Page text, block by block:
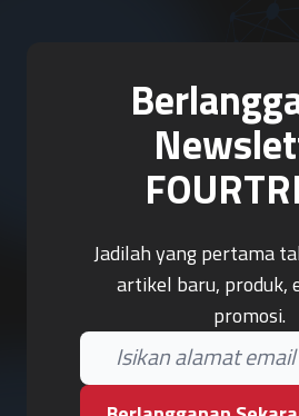
Jadilah yang pertama
artikel baru, produk,
promosi.